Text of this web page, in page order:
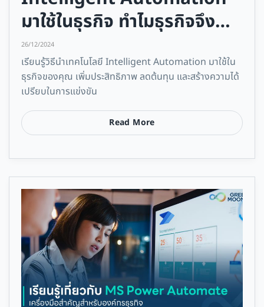
มาใช้ในธุรกิจ ทำไมธุรกิจจึง
ต้องให้ความสำคัญ
26/12/2024
เรียนรู้วิธีนำเทคโนโลยี Intelligent Automation มาใช้ใน
ธุรกิจของคุณ เพิ่มประสิทธิภาพ ลดต้นทุน และสร้างความได้
เปรียบในการแข่งขัน
Read More